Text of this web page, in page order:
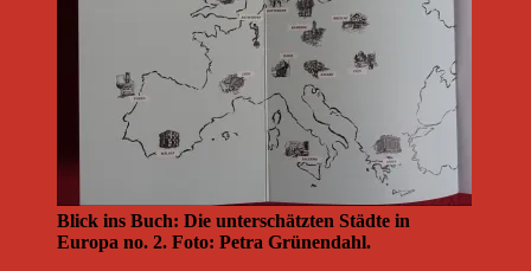
Blick ins Buch: Die unterschätzten Städte in
Europa no. 2. Foto: Petra Grünendahl.